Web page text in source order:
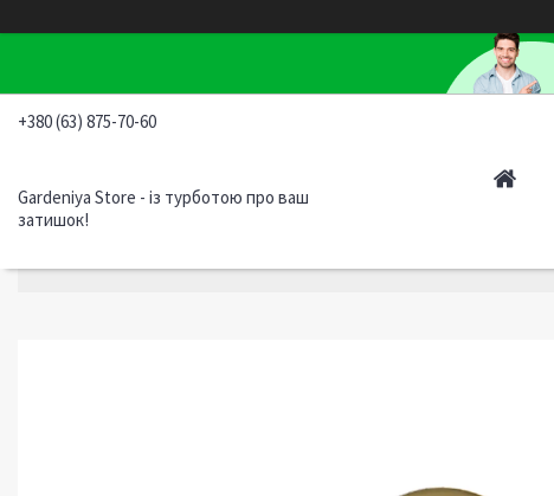
+380 (63) 875-70-60
Gardeniya Store - із турботою про ваш
затишок!